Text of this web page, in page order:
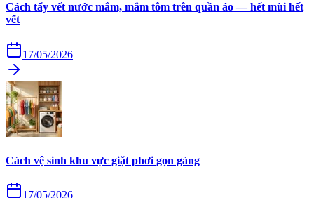
Cách tẩy vết nước mắm, mắm tôm trên quần áo — hết mùi hết
vết
17/05/2026
Cách vệ sinh khu vực giặt phơi gọn gàng
17/05/2026